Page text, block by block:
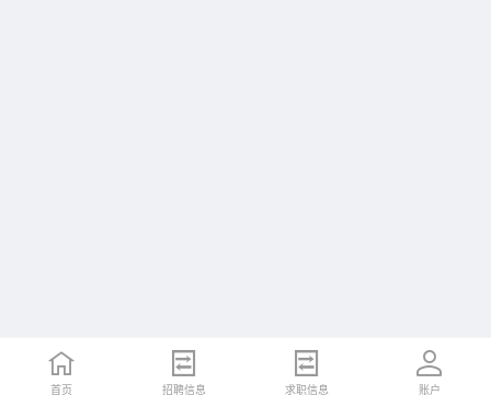
首页 招聘信息 求职信息 账户